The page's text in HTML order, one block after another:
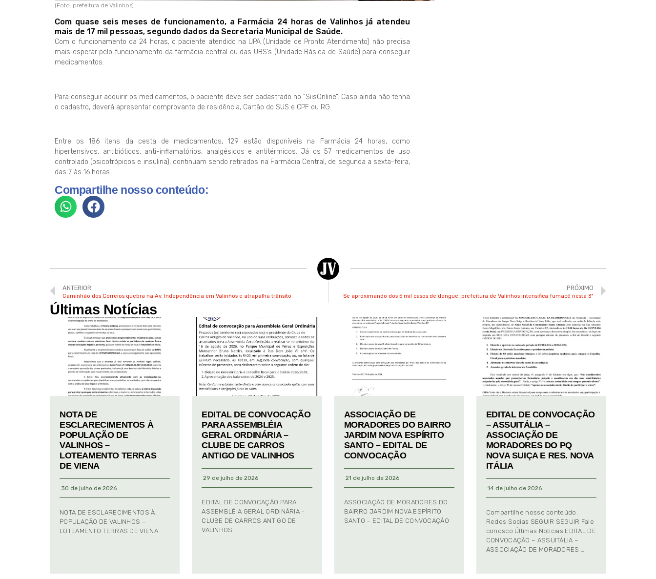
(Foto: prefeitura de Valinhos)
Com quase seis meses de funcionamento, a Farmácia 24 horas de Valinhos já atendeu
mais de 17 mil pessoas, segundo dados da Secretaria Municipal de Saúde.
Com o funcionamento da 24 horas, o paciente atendido na UPA (Unidade de Pronto Atendimento) não precisa
mais esperar pelo funcionamento da farmácia central ou das UBS’s (Unidade Básica de Saúde) para conseguir
medicamentos.
Para conseguir adquirir os medicamentos, o paciente deve ser cadastrado no “SiisOnline”. Caso ainda não tenha
o cadastro, deverá apresentar comprovante de residência, Cartão do SUS e CPF ou RG.
Entre os 186 itens da cesta de medicamentos, 129 estão disponíveis na Farmácia 24 horas, como
hipertensivos, antibióticos, anti-inflamatórios, analgésicos e antitérmicos. Já os 57 medicamentos de uso
controlado (psicotrópicos e insulina), continuam sendo retirados na Farmácia Central, de segunda a sexta-feira,
das 7 às 16 horas.
Compartilhe nosso conteúdo:
ANTERIOR
Caminhão dos Correios quebra na Av. Independência em Valinhos e atrapalha trânsito
PRÓXIMO
Se aproximando dos 5 mil casos de dengue, prefeitura de Valinhos intensifica fumacê nesta 3ª
Últimas Notícias
NOTA DE
ESCLARECIMENTOS À
POPULAÇÃO DE
VALINHOS –
LOTEAMENTO TERRAS
DE VIENA
30 de julho de 2026
NOTA DE ESCLARECIMENTOS À
POPULAÇÃO DE VALINHOS –
LOTEAMENTO TERRAS DE VIENA
EDITAL DE CONVOCAÇÃO
PARA ASSEMBLÉIA
GERAL ORDINÁRIA –
CLUBE DE CARROS
ANTIGO DE VALINHOS
29 de julho de 2026
EDITAL DE CONVOCAÇÃO PARA
ASSEMBLÉIA GERAL ORDINÁRIA –
CLUBE DE CARROS ANTIGO DE
VALINHOS
ASSOCIAÇÃO DE
MORADORES DO BAIRRO
JARDIM NOVA ESPÍRITO
SANTO – EDITAL DE
CONVOCAÇÃO
21 de julho de 2026
ASSOCIAÇÃO DE MORADORES DO
BAIRRO JARDIM NOVA ESPÍRITO
SANTO – EDITAL DE CONVOCAÇÃO
EDITAL DE CONVOCAÇÃO
– ASSUITÁLIA –
ASSOCIAÇÃO DE
MORADORES DO PQ
NOVA SUIÇA E RES. NOVA
ITÁLIA
14 de julho de 2026
Compartilhe nosso conteúdo:
Redes Socias SEGUIR SEGUIR Fale
conosco Últimas Notícias EDITAL DE
CONVOCAÇÃO – ASSUITÁLIA –
ASSOCIAÇÃO DE MORADORES …